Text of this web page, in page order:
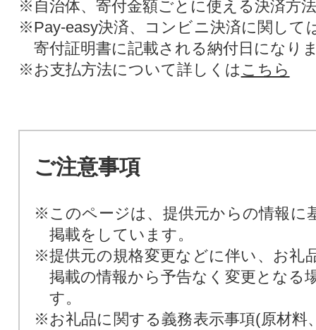
※自治体、寄付金額ごとに使える決済方
※Pay-easy決済、コンビニ決済に関して
寄付証明書に記載される納付日になり
※お支払方法について詳しくは こちら
ご注意事項
※このページは、提供元からの情報に
掲載をしています。
※提供元の規格変更などに伴い、お礼
掲載の情報から予告なく変更となる
す。
※お礼品に関する義務表示事項(原材料